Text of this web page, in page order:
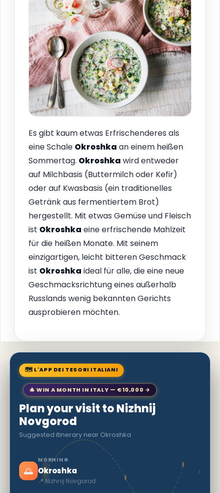
Es gibt kaum etwas Erfrischenderes als
eine Schale Okroshka an einem heißen
Sommertag. Okroshka wird entweder
auf Milchbasis (Buttermilch oder Kefir)
oder auf Kwasbasis (ein traditionelles
Getränk aus fermentiertem Brot)
hergestellt. Mit etwas Gemüse und Fleisch
ist Okroshka eine erfrischende Mahlzeit
für die heißen Monate. Mit seinem
einzigartigen, leicht bitteren Geschmack
ist Okroshka ideal für alle, die eine neue
Geschmacksrichtung eines außerhalb
Russlands wenig bekannten Gerichts
ausprobieren möchten.
🗺 L'APP DEI TESORI ITALIANI
🎄 WIN A MONTH IN ITALY — €10,000 →
Plan your visit to Nizhnij
Novgorod
Suggested itinerary near Okroshka
🌅
MORNING
Okroshka
📍 Nizhnij Novgorod
›